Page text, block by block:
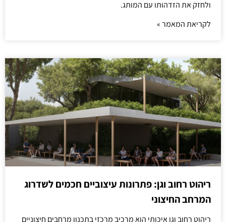
ולחזק את הזדהותו עם המותג.
לקריאת המאמר »
ריהוט רחוב וגן: פתרונות עיצוביים חכמים לשדרוג
המרחב החיצוני
ריהוט רחוב וגן איכותי הוא מרכיב מרכזי בתכנון מרחבים חיצוניים